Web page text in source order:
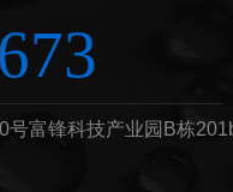
号富锋科技产业园B栋